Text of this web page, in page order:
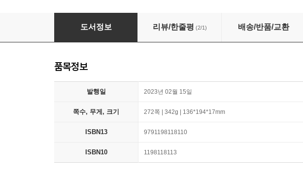
시골살이, 오늘도 균형
도서정보 리뷰/한줄평 (2/1) 배송/반품/교환
품목정보
발행일 2023년 02월 15일
쪽수, 무게, 크기 272쪽 | 342g | 136*194*17mm
ISBN13 9791198118110
ISBN10 1198118113